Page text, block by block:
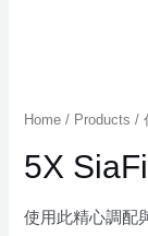
Home / Products /
5X
使用此精心調配